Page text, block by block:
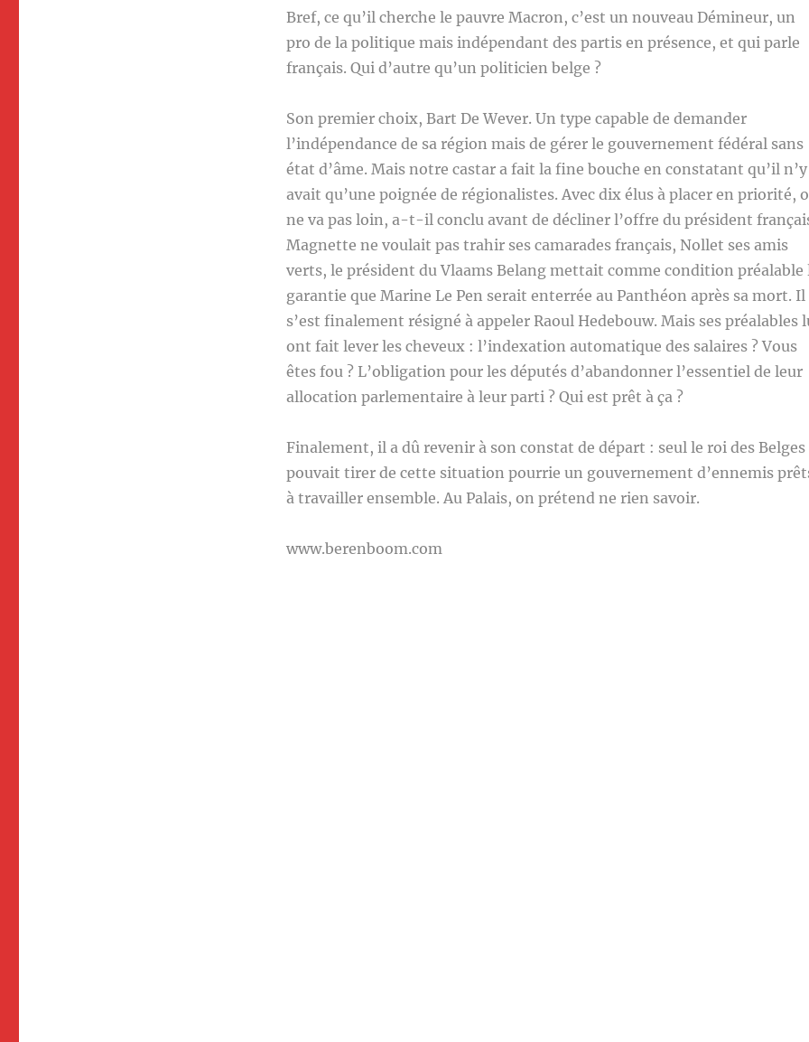
Bref, ce qu’il cherche le pauvre Macron, c’est un nouveau Démineur, un
pro de la politique mais indépendant des partis en présence, et qui parle
français. Qui d’autre qu’un politicien belge ?
Son premier choix, Bart De Wever. Un type capable de demander
l’indépendance de sa région mais de gérer le gouvernement fédéral sans
état d’âme. Mais notre castar a fait la fine bouche en constatant qu’il n’y
avait qu’une poignée de régionalistes. Avec dix élus à placer en priorité,
ne va pas loin, a-t-il conclu avant de décliner l’offre du président
Magnette ne voulait pas trahir ses camarades français, Nollet ses amis
verts, le président du Vlaams Belang mettait comme condition préalable
garantie que Marine Le Pen serait enterrée au Panthéon après sa mort. Il
s’est finalement résigné à appeler Raoul Hedebouw. Mais ses préalables
ont fait lever les cheveux : l’indexation automatique des salaires ? Vous
êtes fou ? L’obligation pour les députés d’abandonner l’essentiel de leur
allocation parlementaire à leur parti ? Qui est prêt à ça ?
Finalement, il a dû revenir à son constat de départ : seul le roi des Belges
pouvait tirer de cette situation pourrie un gouvernement d’ennemis
à travailler ensemble. Au Palais, on prétend ne rien savoir.
www.berenboom.com